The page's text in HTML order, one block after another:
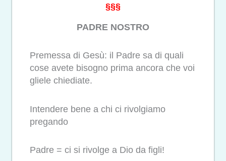
§§§
PADRE NOSTRO
Premessa di Gesù: il Padre sa di quali
cose avete bisogno prima ancora che voi
gliele chiediate.
Intendere bene a chi ci rivolgiamo
pregando
Padre = ci si rivolge a Dio da figli!